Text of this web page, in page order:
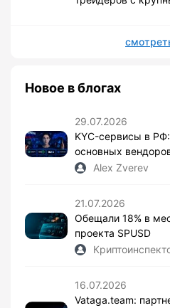
Новое в блогах
29.07.2026
KYC-сервисы в
основных
Alex Zverev
21.07.2026
Обещали 18% в
проекта SPUSD
16.07.2026
Vataga.team: